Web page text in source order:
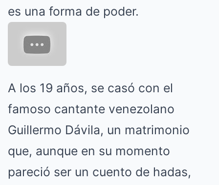
es una forma de poder.
A los 19 años, se casó con el
famoso cantante venezolano
Guillermo Dávila, un matrimonio
que, aunque en su momento
pareció ser un cuento de hadas,